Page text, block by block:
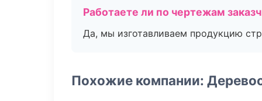
Работаете ли по чертежам
Да, мы изготавливаем продукцию
Похожие компании: